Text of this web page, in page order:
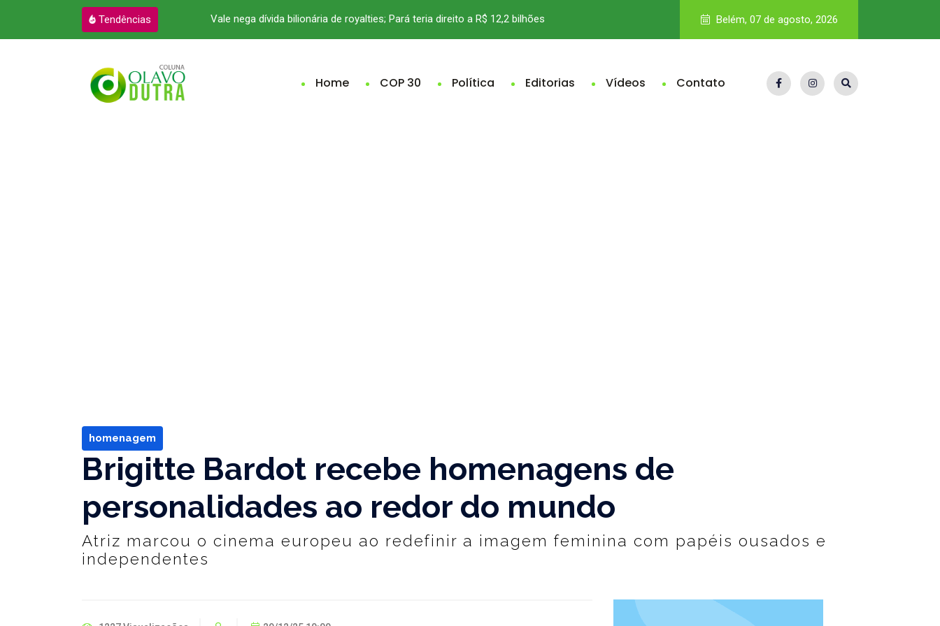
Tendências
à advocacia no Pará Vale nega dívida bilionária de royalties; Pará teria direito a R$ 12,2 bilhões Pará fica abaixo da média nacional no Ideb e eleva pressão
Belém, 07 de agosto, 2026
Home COP 30 Política Editorias Vídeos Contato
homenagem
Brigitte Bardot recebe homenagens de
personalidades ao redor do mundo
Atriz marcou o cinema europeu ao redefinir a imagem feminina com papéis ousados e
independentes